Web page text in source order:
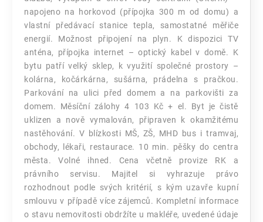
napojeno na horkovod (přípojka 300 m od domu) a
vlastní předávací stanice tepla, samostatné měřiče
energií. Možnost připojení na plyn. K dispozici TV
anténa, přípojka internet – optický kabel v domě. K
bytu patří velký sklep, k využití společné prostory –
kolárna, kočárkárna, sušárna, prádelna s pračkou.
Parkování na ulici před domem a na parkovišti za
domem. Měsíční zálohy 4 103 Kč + el. Byt je čistě
uklizen a nově vymalován, připraven k okamžitému
nastěhování. V blízkosti MŠ, ZŠ, MHD bus i tramvaj,
obchody, lékaři, restaurace. 10 min. pěšky do centra
města. Volné ihned. Cena včetně provize RK a
právního servisu. Majitel si vyhrazuje právo
rozhodnout podle svých kritérií, s kým uzavře kupní
smlouvu v případě více zájemců. Kompletní informace
o stavu nemovitosti obdržíte u makléře, uvedené údaje